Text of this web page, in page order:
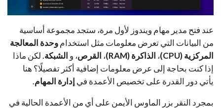
عند فتح مدير مهام ويندوز لأول مرة، ستجد مجموعة أساسية
من البيانات التي تعرض معلومات مثل استخداموحدة المعالجة
المركزية (CPU)
، الذاكرة (RAM) ، القرص، و الشبكة. لكن ماذا
إذا كنت بحاجة إلى عرض معلومات إضافية أكثر تفصيلًا؟ هنا
يأتي دور القدرة على تخصيص الأعمدة في إدارة المهام.
بمجرد النقر بزر الماوس الأيمن على أي من الأعمدة الحالية في